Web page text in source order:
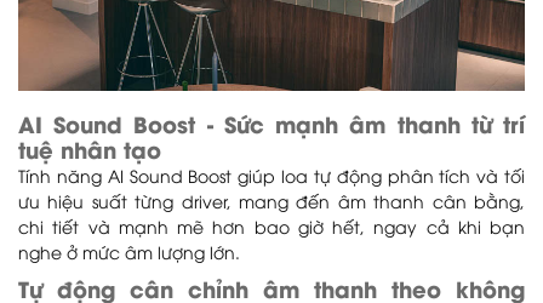
AI Sound Boost - Sức mạnh âm thanh từ trí
tuệ nhân tạo
Tính năng AI Sound Boost giúp loa tự động phân tích và tối
ưu hiệu suất từng driver, mang đến âm thanh cân bằng,
chi tiết và mạnh mẽ hơn bao giờ hết, ngay cả khi bạn
nghe ở mức âm lượng lớn.
Tự động cân chỉnh âm thanh theo không